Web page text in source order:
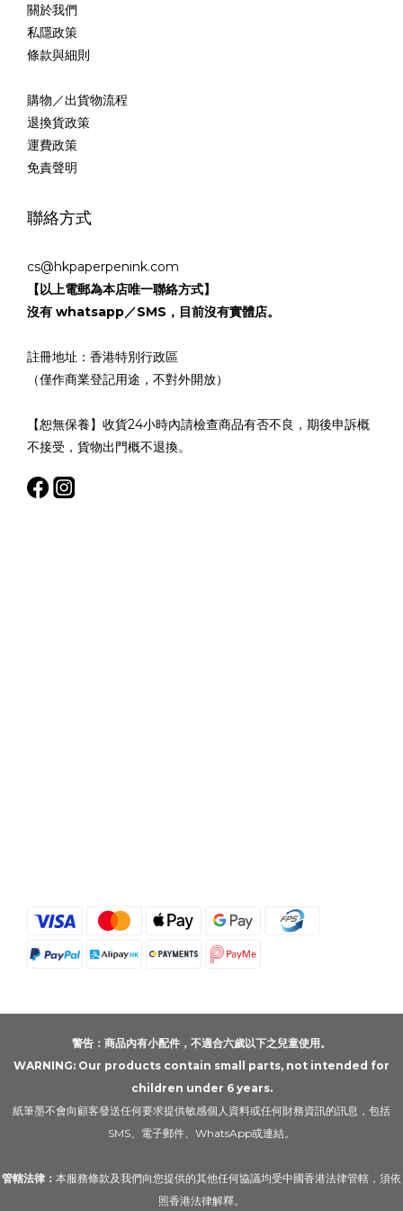
關於我們
私隱政策
條款與細則
購物／出貨物流程
退換貨政策
運費政策
免責聲明
聯絡方式
cs@hkpaperpenink.com
【以上電郵為本店唯一聯絡方式】
沒有 whatsapp／SMS，目前沒有實體店。
註冊地址：香港特別行政區
（僅作商業登記用途，不對外開放）
【恕無保養】收貨24小時內請檢查商品有否不良，期後申訴概
不接受，貨物出門概不退換。
警告：商品內有小配件，不適合六歲以下之兒童使用。
WARNING: Our products contain small parts, not intended for
children under 6 years.
紙筆墨不會向顧客發送任何要求提供敏感個人資料或任何財務資訊的訊息，包括
SMS、電子郵件、WhatsApp或連結。
管轄法律： 本服務條款及我們向您提供的其他任何協議均受中國香港法律管轄，須依
照香港法律解釋。